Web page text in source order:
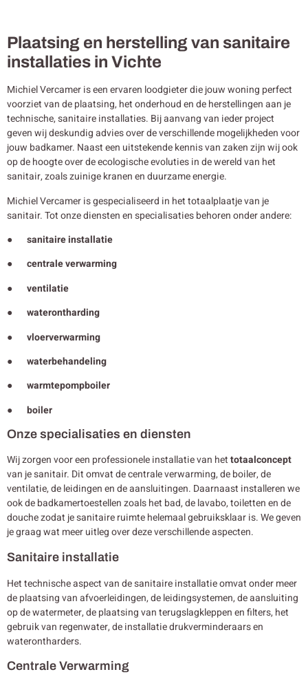
Plaatsing en herstelling van sanitaire
installaties in Vichte
Michiel Vercamer is een ervaren loodgieter die jouw woning perfect
voorziet van de plaatsing, het onderhoud en de herstellingen aan je
technische, sanitaire installaties. Bij aanvang van ieder project
geven wij deskundig advies over de verschillende mogelijkheden voor
jouw badkamer. Naast een uitstekende kennis van zaken zijn wij ook
op de hoogte over de ecologische evoluties in de wereld van het
sanitair, zoals zuinige kranen en duurzame energie.
Michiel Vercamer is gespecialiseerd in het totaalplaatje van je
sanitair. Tot onze diensten en specialisaties behoren onder andere:
● sanitaire installatie
● centrale verwarming
● ventilatie
● waterontharding
● vloerverwarming
● waterbehandeling
● warmtepompboiler
● boiler
Onze specialisaties en diensten
Wij zorgen voor een professionele installatie van hettotaalconcept
van je sanitair. Dit omvat de centrale verwarming, de boiler, de
ventilatie, de leidingen en de aansluitingen. Daarnaast installeren we
ook de badkamertoestellen zoals het bad, de lavabo, toiletten en de
douche zodat je sanitaire ruimte helemaal gebruiksklaar is. We geven
je graag wat meer uitleg over deze verschillende aspecten.
Sanitaire installatie
Het technische aspect van de sanitaire installatie omvat onder meer
de plaatsing van afvoerleidingen, de leidingsystemen, de aansluiting
op de watermeter, de plaatsing van terugslagkleppen en filters, het
gebruik van regenwater, de installatie drukverminderaars en
waterontharders.
Centrale Verwarming